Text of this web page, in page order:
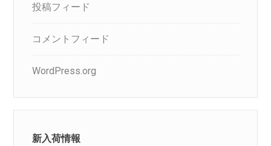
投稿フィード
コメントフィード
WordPress.org
新入荷情報